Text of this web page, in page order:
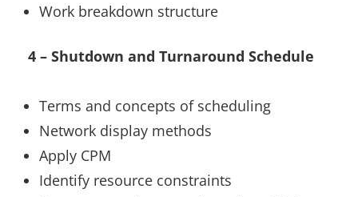
Work breakdown structure
4 – Shutdown and Turnaround Schedule
Terms and concepts of scheduling
Network display methods
Apply CPM
Identify resource constraints